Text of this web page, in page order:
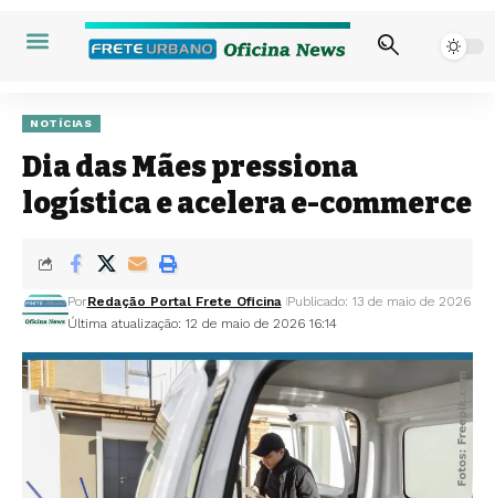
NOTÍCIAS
Dia das Mães pressiona
logística e acelera e-commerce
Última atualização: 12 de maio de 2026 16:14
PorRedação Portal Frete Oficina Publicado: 13 de maio de 2026